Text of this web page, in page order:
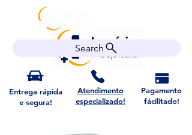
Search
Entrega rápida
e segura!
Atendimento
especializado!
Pagamento
fácilitado!